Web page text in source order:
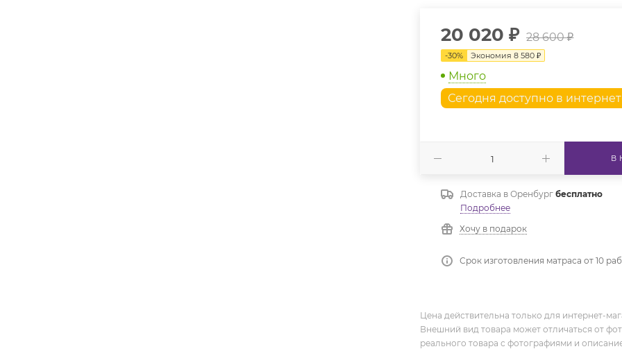
20 020 ₽ 28 600₽
-30% Экономия8 580 ₽
Много
Сегодня доступно в
В
Доставка вОренбург бесплатно
Подробнее
Хочу в подарок
Срок изготовления матраса от 10
Цена действительна только для интернет-
Внешний вид товара может отличаться от
реального товара с фотографиями и